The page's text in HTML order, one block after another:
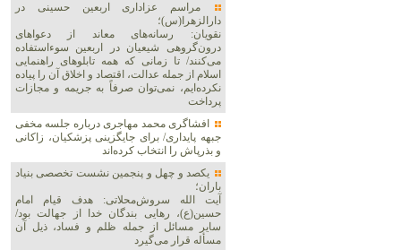
مراسم عزاداری اربعین حسینی در
دارالزهرا(س)؛
نقویان: رسانه‌های معاند از دعواهای
درون‌گروهی شیعیان در اربعین سوءاستفاده
می‌کنند/ تا زمانی که همه تابلوهای راهنمایی
اسلام از جمله عدالت، اقتصاد و اخلاق آن را پیاده
نکرده‌ایم، نمی‌توان صرفاً به جریمه و مجازات
پرداخت
افشاگری محمد مهاجری درباره جلسه مخفی
جبهه پایداری/ برای جایگزینی پزشکیان، زاکانی
و بذرپاش را انتخاب کرده‌اند
یکصد و چهل و پنجمین نشست تخصصی بنیاد
باران؛
آیت الله سروش‌محلاتی: هدف قیام امام
حسین(ع)، رهایی بندگان خدا از جهالت بود/
سایر مسائل از جمله ظلم و فساد، ذیل آن
مسأله قرار می‌گیرد